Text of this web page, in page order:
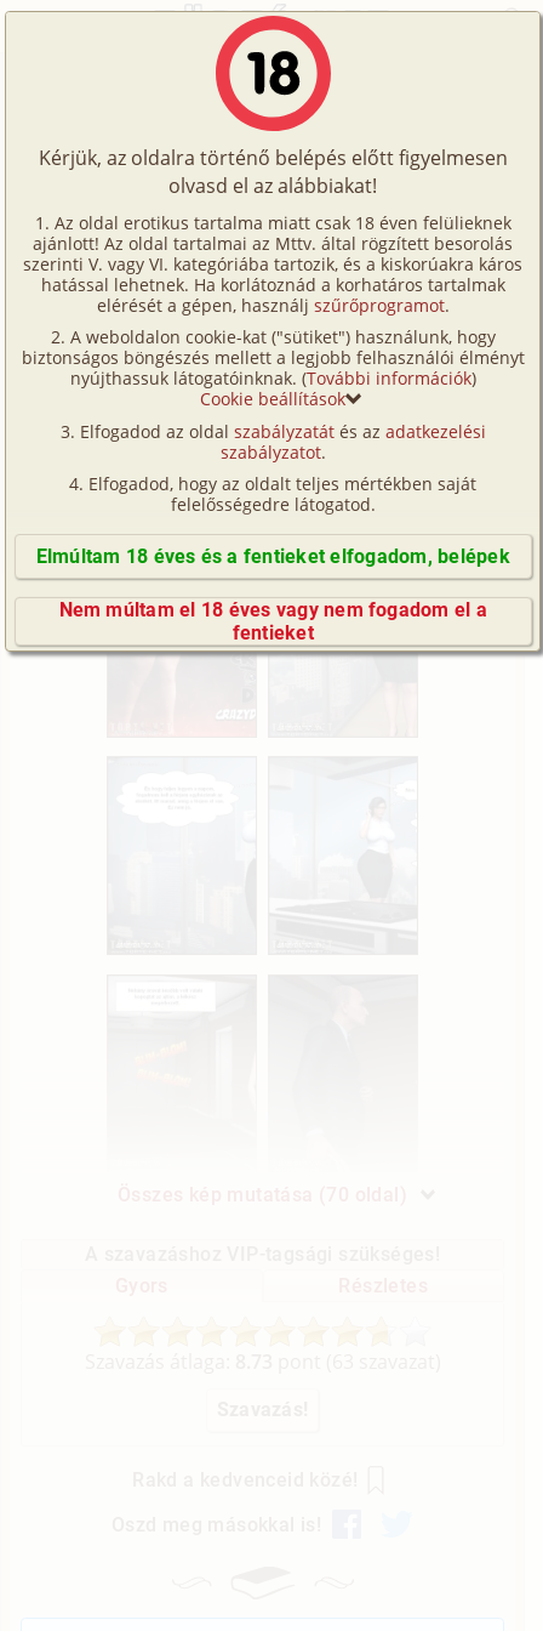
Kérjük, az oldalra történő belépés előtt figyelmesen
olvasd el az alábbiakat!
Az oldal erotikus tartalma miatt csak 18 éven felülieknek
ajánlott! Az oldal tartalmai az Mttv. által rögzített besorolás
szerinti V. vagy VI. kategóriába tartozik, és a kiskorúakra káros
hatással lehetnek. Ha korlátoznád a korhatáros tartalmak
elérését a gépen, használj szűrőprogramot.
A weboldalon cookie-kat ("sütiket") használunk, hogy
biztonságos böngészés mellett a legjobb felhasználói élményt
nyújthassuk látogatóinknak. (További információk)
Cookie beállítások
Elfogadod az oldal szabályzatátés az adatkezelési
szabályzatot.
Elfogadod, hogy az oldalt teljes mértékben saját
felelősségedre látogatod.
Elmúltam 18 éves és a fentieket elfogadom, belépek
Nem múltam el 18 éves vagy nem fogadom el a
fentieket
Filmek
Tölts
fel
Te
Címkék
VIP
Fórum
Ügyfélszolgálat
Írói segédletek
GyIK / FAQ
Impresszum
E-mail küldése
Képregények / Hetero /
A lelkipásztor felesége 3. rész
anál,fenekelés,férj-feleség
megcsalás,CGI/számítógéppel generált,fordítás
Fordította:
superman1900
Szavazás átlaga:8.73pont (63szavazat)
Megjelenés:2025. október 14.
Hossz:70 oldal
2 362 alkalommal
A lelkipásztor felesége 2. rész
(hetero)